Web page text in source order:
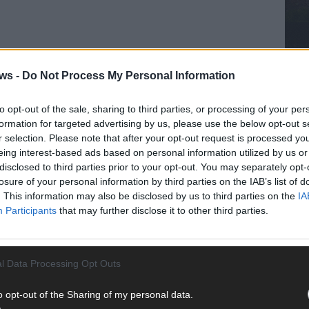
- Do Not Process My Personal Information
opt-out of the sale, sharing to third parties, or processing of your
for targeted advertising by us, please use the below opt-out
selection. Please note that after your opt-out request is processed
interest-based ads based on personal information utilized by us
to third parties prior to your opt-out. You may separately
of your personal information by third parties on the IAB’s list of
This information may also be disclosed by us to third parties on the
Participants that may further disclose it to other third parties.
Data Processing Opt Outs
opt-out of the Sharing of my personal data.
ESC PLATZ 6 ISRAEL ESC ZWEITER